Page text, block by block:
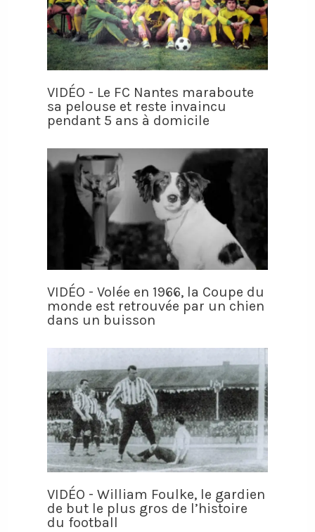
VIDÉO - Le FC Nantes maraboute
sa pelouse et reste invaincu
pendant 5 ans à domicile
VIDÉO - Volée en 1966, la Coupe du
monde est retrouvée par un chien
dans un buisson
VIDÉO - William Foulke, le gardien
de but le plus gros de l’histoire
du football